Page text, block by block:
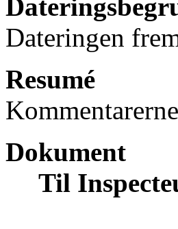
Dateringen
Resumé
Dokument
Til